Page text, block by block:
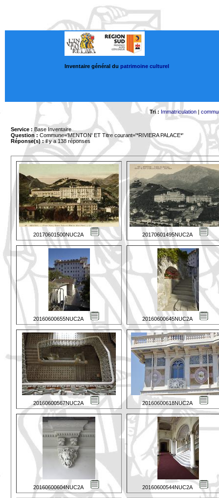
Inventaire général du patrimoine culturel
Tri : Immatriculation |
Service : Base Inventaire
Question : Commune='MENTON' ET Titre courant='*RIVIERA PALACE*'
Réponse(s) :il y a 138 réponses
20170601500NUC2A 20170601495NUC2A
20160600655NUC2A 20160600645NUC2A
20160600567NUC2A 20160600618NUC2A
20160600604NUC2A 20160600544NUC2A